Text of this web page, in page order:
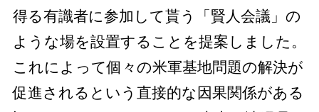
得る有識者に参加して貰う「賢人会議」の
ような場を設置することを提案しました。
これによって個々の米軍基地問題の解決が
促進されるという直接的な因果関係がある